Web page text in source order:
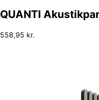
QUANTI
558,95 kr.